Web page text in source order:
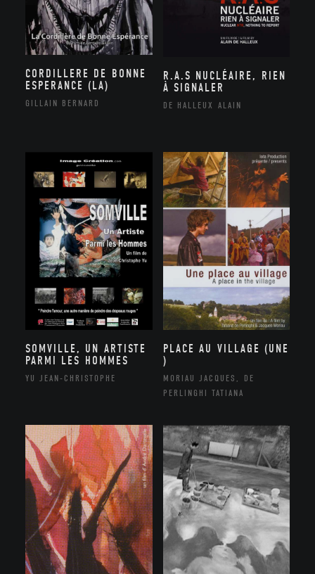
CORDILLERE DE BONNE
ESPERANCE (LA)
GILLAIN BERNARD
R.A.S NUCLÉAIRE, RIEN
À SIGNALER
DE HALLEUX ALAIN
SOMVILLE, UN ARTISTE
PARMI LES HOMMES
YU JEAN-CHRISTOPHE
PLACE AU VILLAGE (UNE
)
MORIAU JACQUES, DE
PERLINGHI TATIANA